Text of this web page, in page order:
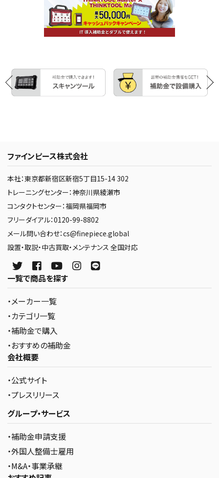
ファインピース株式会社
本社：東京都新宿区新宿5丁目15-14 302
トレーニングセンター：神奈川県綾瀬市
コンタクトセンター：福岡県福岡市
フリーダイアル：0120-99-8802
メール問い合わせ：cs@finepiece.global
設置・取説・中古買取・メンテナンス 全国対応
一覧で商品を探す
・メーカー一覧
・カテゴリ一覧
・補助金で購入
・おすすめの補助金
会社概要
・公式サイト
・プレスリリース
グループ・サービス
・補助金申請支援
・外国人整備士雇用
・M&A・事業承継